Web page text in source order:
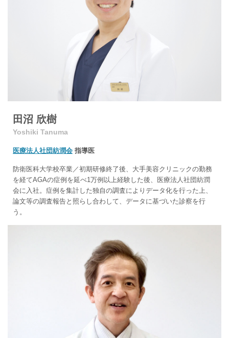
田沼 欣樹
Yoshiki Tanuma
医療法人社団紡潤会 指導医
防衛医科大学校卒業／初期研修終了後、大手美容クリニックの勤務
を経てAGAの症例を延べ1万例以上経験した後、医療法人社団紡潤
会に入社。症例を集計した独自の調査によりデータ化を行った上、
論文等の調査報告と照らし合わして、データに基づいた診察を行
う。